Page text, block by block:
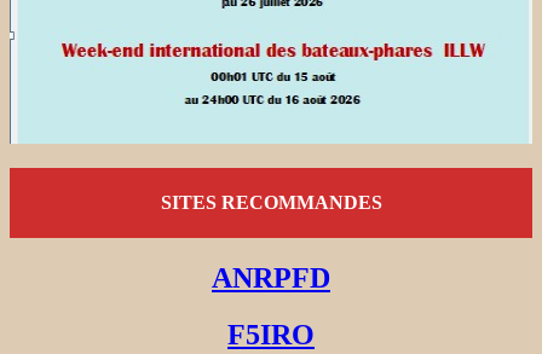
SITES RECOMMANDES
ANRPFD
F5IRO